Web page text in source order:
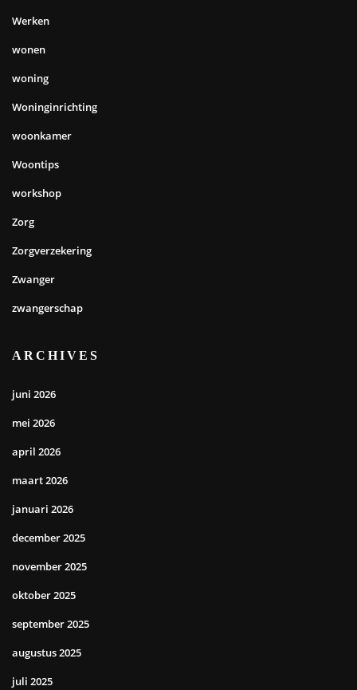
Werken
wonen
woning
Woninginrichting
woonkamer
Woontips
workshop
Zorg
Zorgverzekering
Zwanger
zwangerschap
ARCHIVES
juni 2026
mei 2026
april 2026
maart 2026
januari 2026
december 2025
november 2025
oktober 2025
september 2025
augustus 2025
juli 2025